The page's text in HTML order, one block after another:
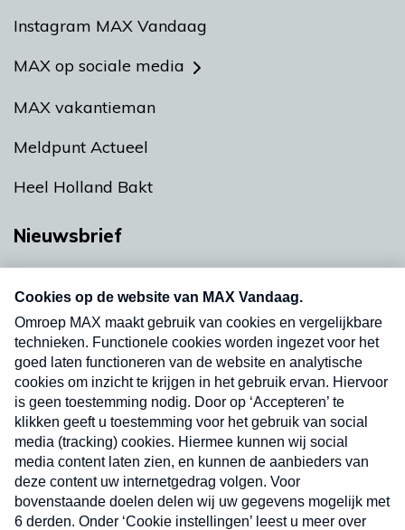
Instagram MAX Vandaag
MAX op sociale media
MAX vakantieman
Meldpunt Actueel
Heel Holland Bakt
Nieuwsbrief
nieuwsbrief. Elke vrijdag- en dinsdagochtend in
uw mailbox.
Verzend